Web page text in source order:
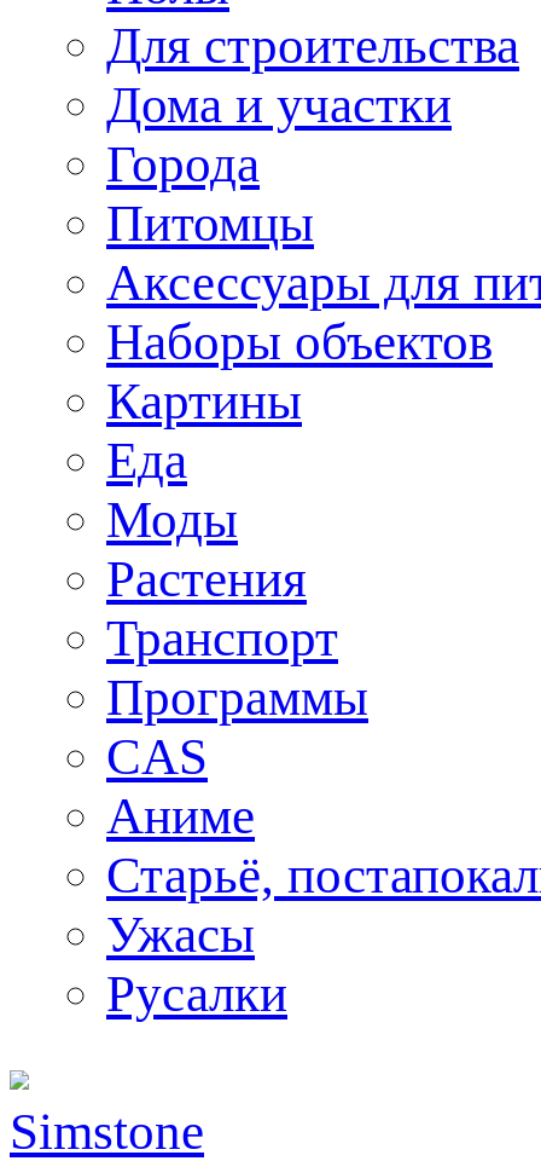
Для строительства
Дома и участки
Города
Питомцы
Аксессуары для
Наборы объектов
Картины
Еда
Моды
Растения
Транспорт
Программы
CAS
Аниме
Старьё,
Ужасы
Русалки
Simstone